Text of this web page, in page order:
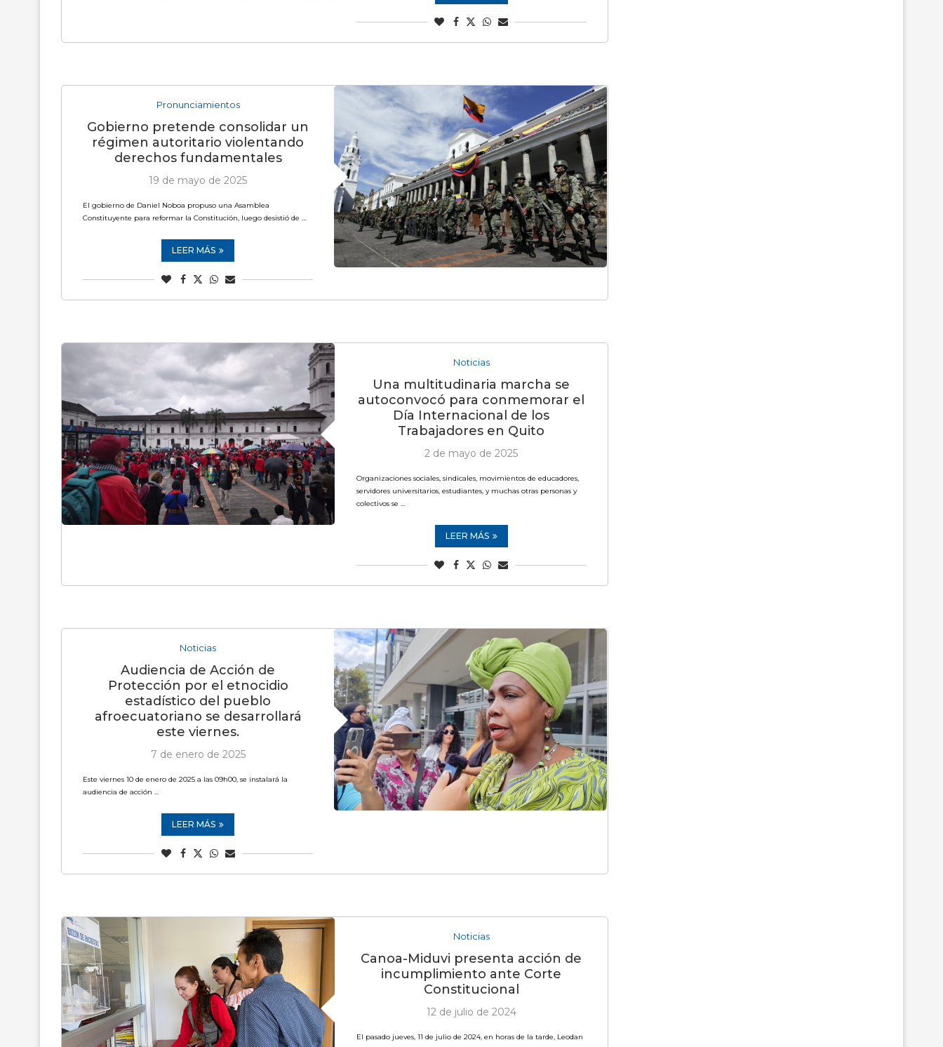
Pronunciamientos
Gobierno pretende consolidar un
régimen autoritario violentando
derechos fundamentales
19 de mayo de 2025
El gobierno de Daniel Noboa propuso una Asamblea
Constituyente para reformar la Constitución, luego desistió de …
LEER MÁS
Noticias
Una multitudinaria marcha se
autoconvocó para conmemorar el
Día Internacional de los
Trabajadores en Quito
2 de mayo de 2025
Organizaciones sociales, sindicales, movimientos de educadores,
servidores universitarios, estudiantes, y muchas otras personas y
colectivos se …
LEER MÁS
Noticias
Audiencia de Acción de
Protección por el etnocidio
estadístico del pueblo
afroecuatoriano se desarrollará
este viernes.
7 de enero de 2025
Este viernes 10 de enero de 2025 a las 09h00, se instalará la
audiencia de acción …
LEER MÁS
Noticias
Canoa-Miduvi presenta acción de
incumplimiento ante Corte
Constitucional
12 de julio de 2024
El pasado jueves, 11 de julio de 2024, en horas de la tarde, Leodan